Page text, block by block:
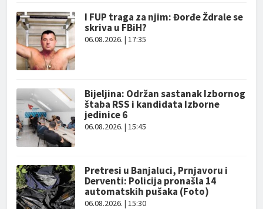
I FUP traga za njim: Đorđe Ždrale se
skriva u FBiH?
06.08.2026. | 17:35
Bijeljina: Održan sastanak Izbornog
štaba RSS i kandidata Izborne
jedinice 6
06.08.2026. | 15:45
Pretresi u Banjaluci, Prnjavoru i
Derventi: Policija pronašla 14
automatskih pušaka (Foto)
06.08.2026. | 15:30